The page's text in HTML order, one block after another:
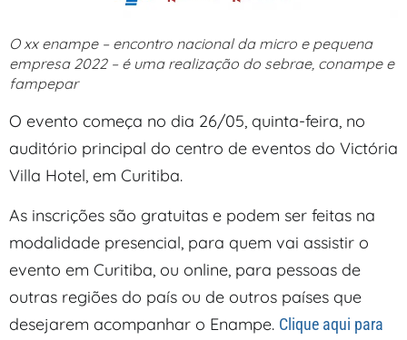
O xx enampe – encontro nacional da micro e pequena
empresa 2022 – é uma realização do sebrae, conampe e
fampepar
O evento começa no dia 26/05, quinta-feira, no
auditório principal do centro de eventos do Victória
Villa Hotel, em Curitiba.
As inscrições são gratuitas e podem ser feitas na
modalidade presencial, para quem vai assistir o
evento em Curitiba, ou online, para pessoas de
outras regiões do país ou de outros países que
desejarem acompanhar o Enampe. Clique aqui para